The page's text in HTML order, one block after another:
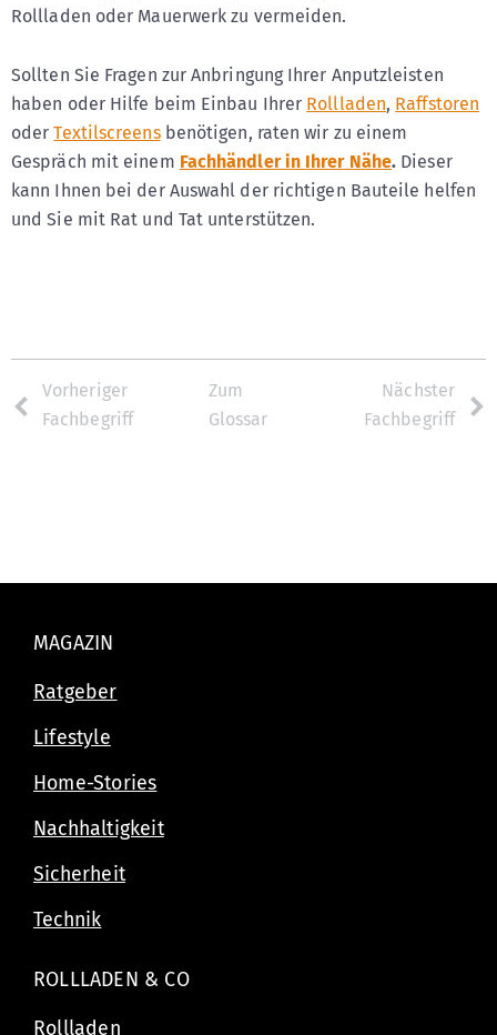
Rollladen oder Mauerwerk zu vermeiden.
Sollten Sie Fragen zur Anbringung Ihrer Anputzleisten
haben oder Hilfe beim Einbau Ihrer Rollladen, Raffstoren
oderTextilscreensbenötigen, raten wir zu einem
Gespräch mit einem Fachhändler in Ihrer Nähe. Dieser
kann Ihnen bei der Auswahl der richtigen Bauteile helfen
und Sie mit Rat und Tat unterstützen.
Vorheriger
Fachbegriff
Zum
Glossar
Nächster
Fachbegriff
MAGAZIN
Ratgeber
Lifestyle
Home-Stories
Nachhaltigkeit
Sicherheit
Technik
ROLLLADEN & CO
Rollladen